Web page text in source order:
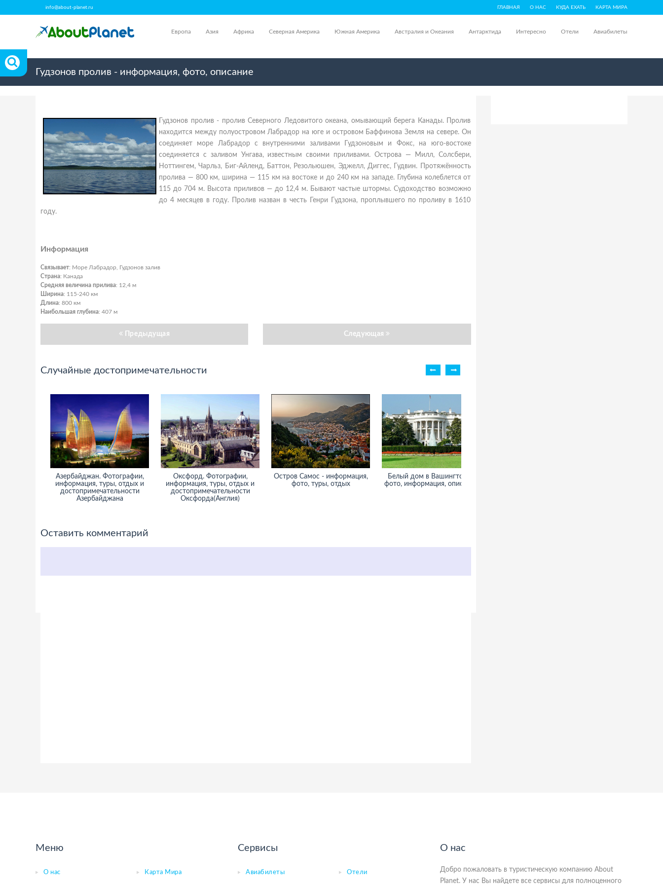
info@about-planet.ru ГЛАВНАЯ О НАС КУДА ЕХАТЬ КАРТА МИРА
Европа Азия Африка Северная Америка Южная Америка Австралия и Океания Антарктида Интересно Отели Авиабилеты
Гудзонов пролив - информация, фото, описание
Гудзонов пролив - пролив Северного Ледовитого океана, омывающий берега Канады. Пролив
находится между полуостровом Лабрадор на юге и островом Баффинова Земля на севере. Он
соединяет море Лабрадор с внутренними заливами Гудзоновым и Фокс, на юго-востоке
соединяется с заливом Унгава, известным своими приливами. Острова — Милл, Солсбери,
Ноттингем, Чарльз, Биг-Айленд, Баттон, Резольюшен, Эджелл, Диггес, Гудвин. Протяжённость
пролива — 800 км, ширина — 115 км на востоке и до 240 км на западе. Глубина колеблется от
115 до 704 м. Высота приливов — до 12,4 м. Бывают частые штормы. Судоходство возможно
до 4 месяцев в году. Пролив назван в честь Генри Гудзона, проплывшего по проливу в 1610
году.
Информация
Связывает: Море Лабрадор, Гудзонов залив
Страна: Канада
Средняя величина прилива: 12,4 м
Ширина: 115-240 км
Длина: 800 км
Наибольшая глубина: 407 м
Предыдущая Следующая
Случайные достопримечательности
Азербайджан. Фотографии,
информация, туры, отдых и
достопримечательности
Азербайджана
Оксфорд. Фотографии,
информация, туры, отдых и
достопримечательности
Оксфорда(Англия)
Остров Самос - информация,
фото, туры, отдых
Белый дом в Вашингтоне -
фото, информация, описание
Оставить комментарий
Меню
О нас Карта Мира
Сервисы
Авиабилеты Отели
О нас
Добро пожаловать в туристическую компанию About
Planet. У нас Вы найдете все сервисы для полноценного